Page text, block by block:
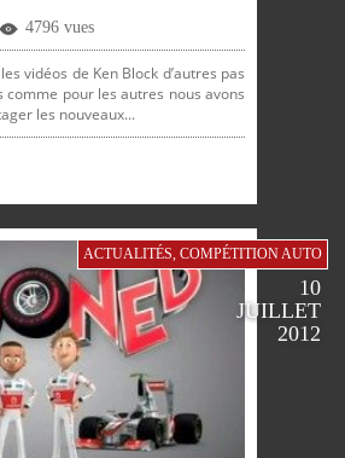
4796 vues
vidéos de Ken Block d’autres pas
pour les autres nous avons
les nouveaux...
ACTUALITÉS, COMPÉTITION AUTO
10
JUILLET
2012